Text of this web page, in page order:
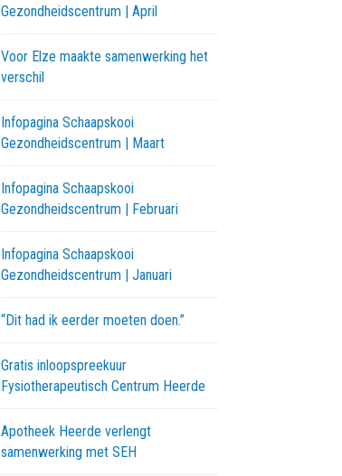
Gezondheidscentrum | April
Voor Elze maakte samenwerking het
verschil
Infopagina Schaapskooi
Gezondheidscentrum | Maart
Infopagina Schaapskooi
Gezondheidscentrum | Februari
Infopagina Schaapskooi
Gezondheidscentrum | Januari
“Dit had ik eerder moeten doen.”
Gratis inloopspreekuur
Fysiotherapeutisch Centrum Heerde
Apotheek Heerde verlengt
samenwerking met SEH